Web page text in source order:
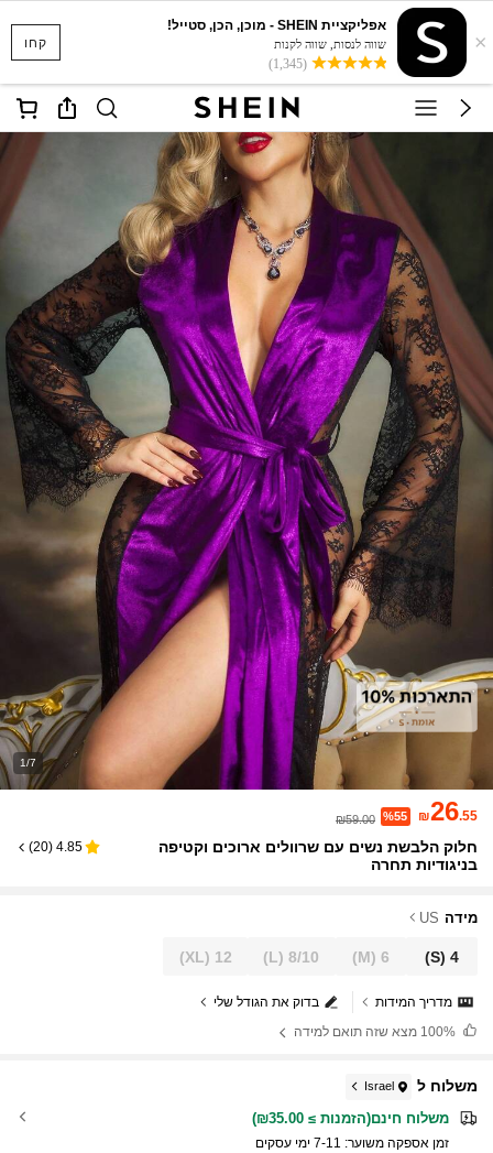
קחו ×
אפליקציית SHEIN - מוכן, הכן, סטייל!
שווה לנסות, שווה לקנות
(1,345)
1/7
₪26.55
%55
₪59.00
חלוק הלבשת נשים עם שרוולים ארוכים וקטיפה
בניגודיות תחרה
4.85
(
20
)
מידה US
4
(S)
6
(M)
8/10
(L)
12
(XL)
בדוק את הגודל שלי
מדריך המידות
מצא שזה תואם למידה
משלוח ל Israel
משלוח חינם(הזמנות ≥ ₪35.00)
זמן אספקה ​​משוער: 7-11 ימי עסקים